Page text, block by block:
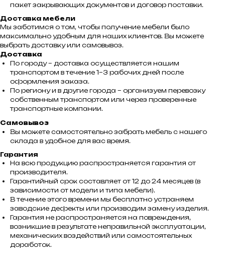
пакет закрывающих документов и договор поставки.
Доставка мебели
Мы заботимся о том, чтобы получение мебели было
максимально удобным для наших клиентов. Вы можете
выбрать доставку или самовывоз.
Доставка
По городу – доставка осуществляется нашим
транспортом в течение 1–3 рабочих дней после
оформления заказа.
По региону и в другие города – организуем перевозку
собственным транспортом или через проверенные
транспортные компании.
Самовывоз
Вы можете самостоятельно забрать мебель с нашего
склада в удобное для вас время.
Гарантия
На всю продукцию распространяется гарантия от
производителя.
Гарантийный срок составляет от 12 до 24 месяцев (в
зависимости от модели и типа мебели).
В течение этого времени мы бесплатно устраняем
заводские дефекты или производим замену изделия.
Гарантия не распространяется на повреждения,
возникшие в результате неправильной эксплуатации,
механических воздействий или самостоятельных
доработок.